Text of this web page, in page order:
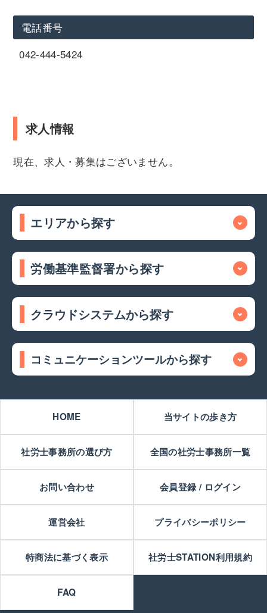
電話番号
042-444-5424
求人情報
現在、求人・募集はございません。
エリアから探す
労働基準監督署から探す
クラウドシステムから探す
コミュニケーションツールから探す
HOME 当サイトの歩き方
社労士事務所の選び方 全国の社労士事務所一覧
お問い合わせ 会員登録 / ログイン
運営会社 プライバシーポリシー
特商法に基づく表示 社労士STATION利用規約
FAQ